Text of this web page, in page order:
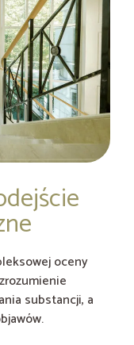
oceny
substancji, a